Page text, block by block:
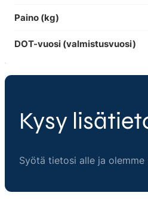
Paino (kg)
DOT-vuosi (valmistusvuosi)
Kysy
Syötä tietosi alle ja olemme